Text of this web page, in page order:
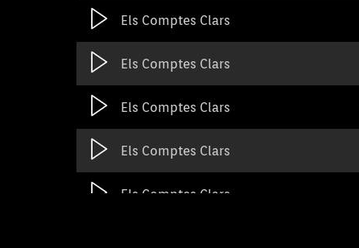
Els Comptes Clars
Els Comptes Clars
Els Comptes Clars
Els Comptes Clars
Els Comptes Clars